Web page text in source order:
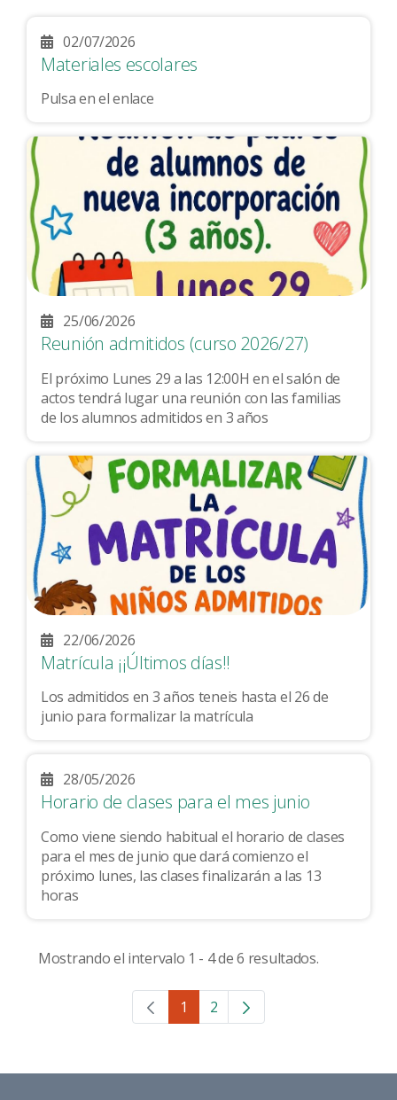
02/07/2026
Materiales escolares
Pulsa en el enlace
25/06/2026
Reunión admitidos (curso 2026/27)
El próximo Lunes 29 a las 12:00H en el salón de
actos tendrá lugar una reunión con las familias
de los alumnos admitidos en 3 años
22/06/2026
Matrícula ¡¡Últimos días!!
Los admitidos en 3 años teneis hasta el 26 de
junio para formalizar la matrícula
28/05/2026
Horario de clases para el mes junio
Como viene siendo habitual el horario de clases
para el mes de junio que dará comienzo el
próximo lunes, las clases finalizarán a las 13
Mostrando el intervalo 1 - 4 de 6 resultados.
Página
1 Página
2